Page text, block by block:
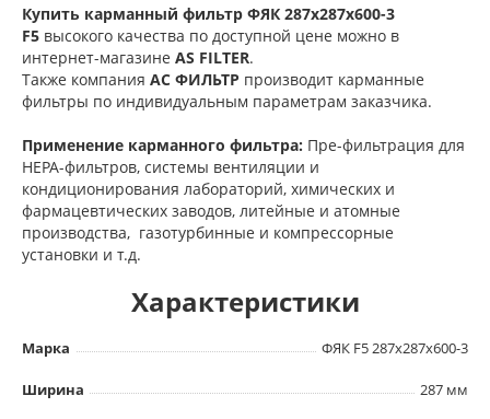
Купить карманный фильтр ФЯК 287х287х600-3
F5 высокого качества по доступной цене можно в
интернет-магазине AS FILTER.
Также компания АС ФИЛЬТР производит карманные
фильтры по индивидуальным параметрам заказчика.
Применение карманного фильтра: Пре-фильтрация для
НЕРА-фильтров, системы вентиляции и
кондиционирования лабораторий, химических и
фармацевтических заводов, литейные и атомные
производства, газотурбинные и компрессорные
установки и т.д.
Характеристики
Марка ФЯК F5 287х287х600-3
Ширина 287 мм